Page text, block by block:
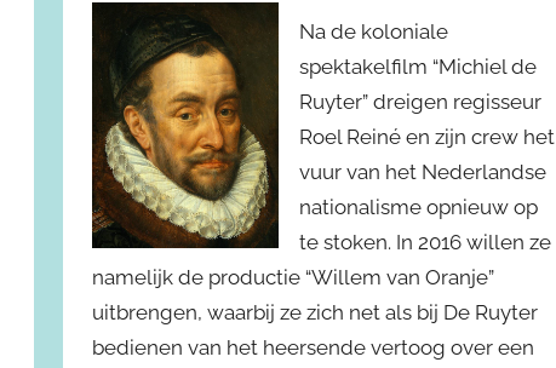
Na de koloniale
spektakelfilm “Michiel de
Ruyter” dreigen regisseur
Roel Reiné en zijn crew het
vuur van het Nederlandse
nationalisme opnieuw op
te stoken. In 2016 willen ze
namelijk de productie “Willem van Oranje”
uitbrengen, waarbij ze zich net als bij De Ruyter
bedienen van het heersende vertoog over een